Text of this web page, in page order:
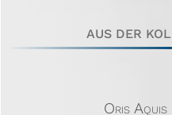
AUS DER
Oris Aquis